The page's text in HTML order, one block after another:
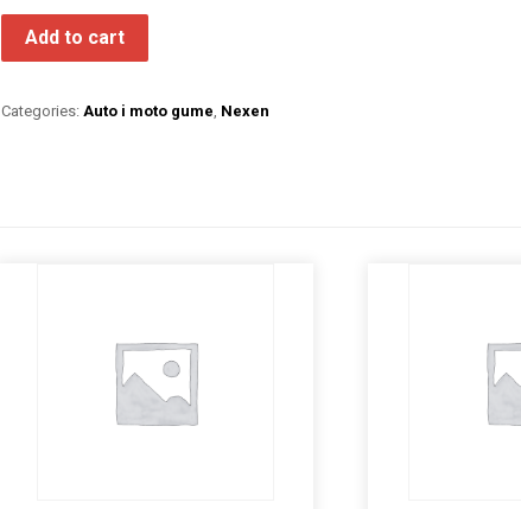
Add to cart
Categories: Auto i moto gume Nexen